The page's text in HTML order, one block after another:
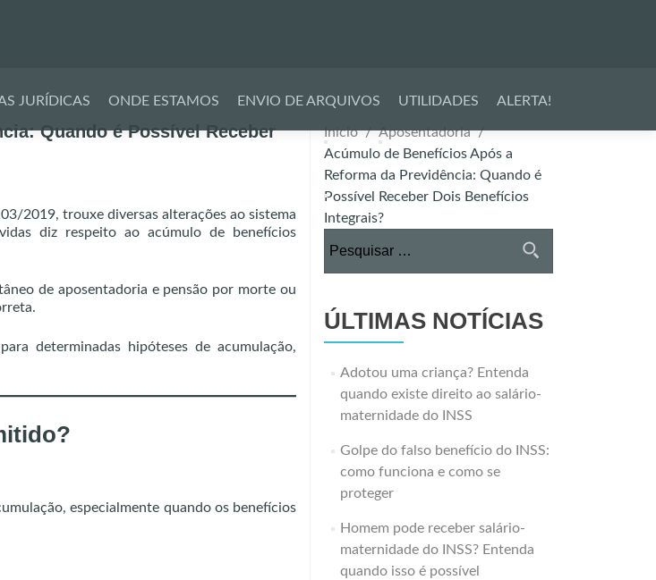
JURÍDICAS ONDE ESTAMOS ENVIO DE ARQUIVOS UTILIDADES ALERTA!
Quando é Possível Receber
2019, trouxe diversas alterações ao sistema
diz respeito ao acúmulo de benefícios
de aposentadoria e pensão por morte ou
determinadas hipóteses de acumulação,
especialmente quando os benefícios
Início
Aposentadoria
Acúmulo de Benefícios Após a
Reforma da Previdência: Quando é
Possível Receber Dois Benefícios
Integrais?
ÚLTIMAS NOTÍCIAS
Adotou uma criança? Entenda
quando existe direito ao salário-
maternidade do INSS
Golpe do falso benefício do INSS:
como funciona e como se
proteger
Homem pode receber salário-
maternidade do INSS? Entenda
quando isso é possível